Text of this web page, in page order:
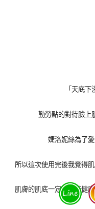
「天底下
勤勞點的對待臉上
婕洛妮絲為了
所以這次使用完後我覺得
肌膚的肌底一定要維持健